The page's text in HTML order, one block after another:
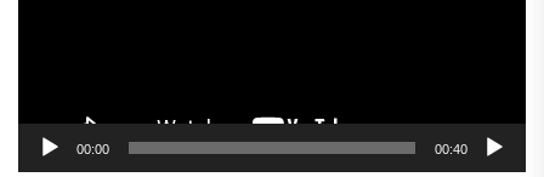
00:00 00:40